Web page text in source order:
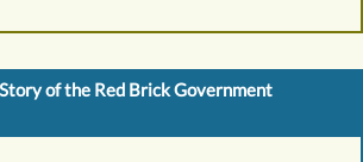
of the Red Brick Government